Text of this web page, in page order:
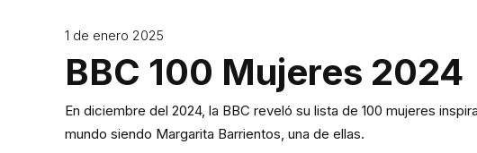
1 de enero 2025
BBC 100 Mujeres 2024
En diciembre del 2024, la BBC reveló su lista de 100 mujeres
mundo siendo Margarita Barrientos, una de ellas.